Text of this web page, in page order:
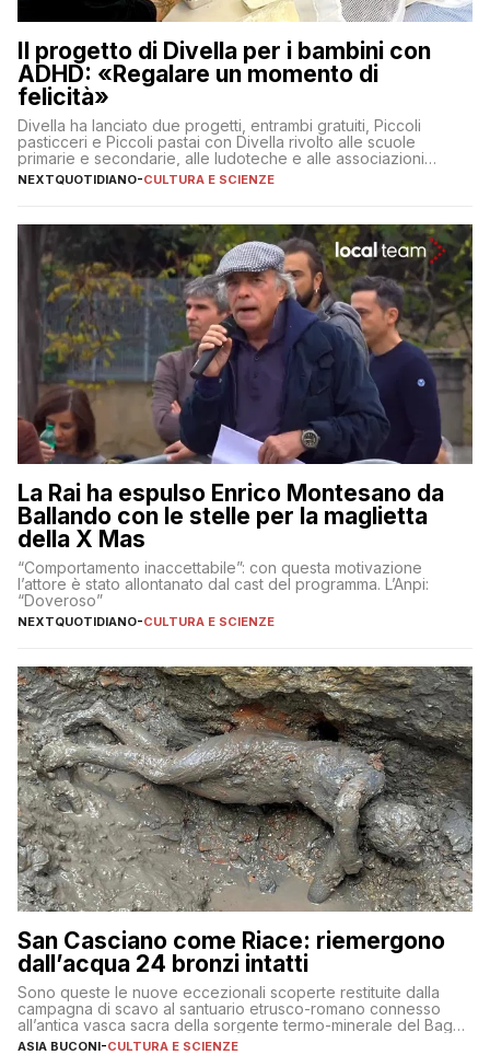
Il progetto di Divella per i bambini con
ADHD: «Regalare un momento di
felicità»
Divella ha lanciato due progetti, entrambi gratuiti, Piccoli
pasticceri e Piccoli pastai con Divella rivolto alle scuole
primarie e secondarie, alle ludoteche e alle associazioni
pugliesi che si occupano di bambini con ADHD
NEXTQUOTIDIANO-CULTURA E SCIENZE
La Rai ha espulso Enrico Montesano da
Ballando con le stelle per la maglietta
della X Mas
“Comportamento inaccettabile”: con questa motivazione
l’attore è stato allontanato dal cast del programma. L’Anpi:
“Doveroso”
NEXTQUOTIDIANO-CULTURA E SCIENZE
San Casciano come Riace: riemergono
dall’acqua 24 bronzi intatti
Sono queste le nuove eccezionali scoperte restituite dalla
campagna di scavo al santuario etrusco-romano connesso
all’antica vasca sacra della sorgente termo-minerale del Bagno
Grande
ASIA BUCONI-CULTURA E SCIENZE